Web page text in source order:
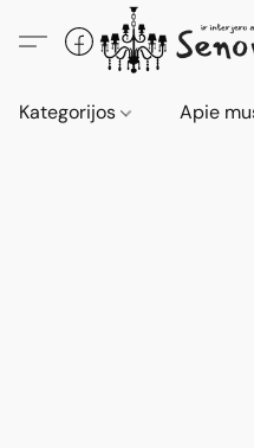
Kategorijos Apie